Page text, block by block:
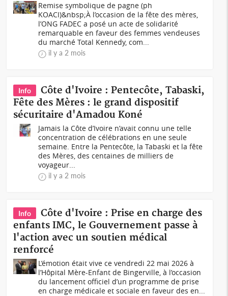
Remise symbolique de pagne (ph
KOACI)&nbsp;À l’occasion de la fête des mères,
l’ONG FADEC a posé un acte de solidarité
remarquable en faveur des femmes vendeuses
du marché Total Kennedy, com...
il y a 2 mois
Info
Côte d'Ivoire : Pentecôte, Tabaski,
Fête des Mères : le grand dispositif
sécuritaire d'Amadou Koné
Jamais la Côte d’Ivoire n’avait connu une telle
concentration de célébrations en une seule
semaine. Entre la Pentecôte, la Tabaski et la fête
des Mères, des centaines de milliers de
voyageur...
il y a 2 mois
Info
Côte d'Ivoire : Prise en charge des
enfants IMC, le Gouvernement passe à
l'action avec un soutien médical
renforcé
L’émotion était vive ce vendredi 22 mai 2026 à
l’Hôpital Mère-Enfant de Bingerville, à l’occasion
du lancement officiel d’un programme de prise
en charge médicale et sociale en faveur des en...